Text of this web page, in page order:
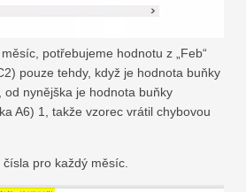
potřebujeme hodnotu z „Feb“
pouze tehdy, když je hodnota buňky
od nynějška je hodnota buňky
A6) 1, takže vzorec vrátil chybovou
pro každý měsíc.